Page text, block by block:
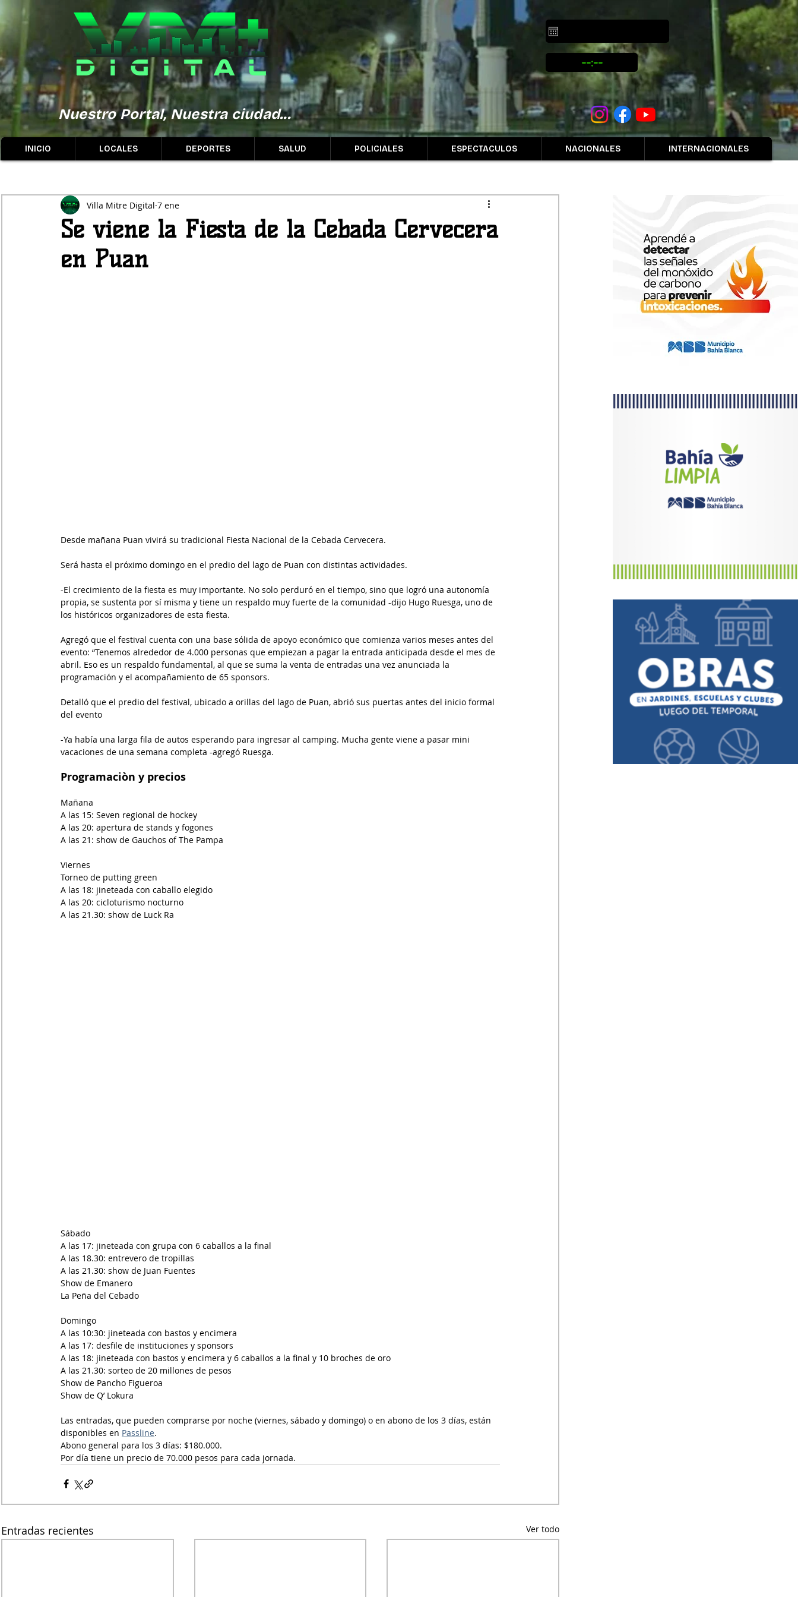
Nuestro Portal, Nuestra ciudad...
INICIO LOCALES DEPORTES SALUD POLICIALES ESPECTACULOS NACIONALES INTERNACIONALES
Se viene la Fiesta de la Cebada Cervecera
en Puan
Villa Mitre Digital 7 ene
Desde mañana Puan vivirá su tradicional Fiesta Nacional de la Cebada Cervecera.
Será hasta el próximo domingo en el predio del lago de Puan con distintas actividades.
-El crecimiento de la fiesta es muy importante. No solo perduró en el tiempo, sino que logró una autonomía
propia, se sustenta por sí misma y tiene un respaldo muy fuerte de la comunidad -dijo Hugo Ruesga, uno de
los históricos organizadores de esta fiesta.
Agregó que el festival cuenta con una base sólida de apoyo económico que comienza varios meses antes del
evento: “Tenemos alrededor de 4.000 personas que empiezan a pagar la entrada anticipada desde el mes de
abril. Eso es un respaldo fundamental, al que se suma la venta de entradas una vez anunciada la
programación y el acompañamiento de 65 sponsors.
Detalló que el predio del festival, ubicado a orillas del lago de Puan, abrió sus puertas antes del inicio formal
del evento
-Ya había una larga fila de autos esperando para ingresar al camping. Mucha gente viene a pasar mini
vacaciones de una semana completa -agregó Ruesga.
Programaciòn y precios
Mañana
A las 15: Seven regional de hockey
A las 20: apertura de stands y fogones
A las 21: show de Gauchos of The Pampa
Viernes
Torneo de putting green
A las 18: jineteada con caballo elegido
A las 20: cicloturismo nocturno
A las 21.30: show de Luck Ra
Sábado
A las 17: jineteada con grupa con 6 caballos a la final
A las 18.30: entrevero de tropillas
A las 21.30: show de Juan Fuentes
Show de Emanero
La Peña del Cebado
Domingo
A las 10:30: jineteada con bastos y encimera
A las 17: desfile de instituciones y sponsors
A las 18: jineteada con bastos y encimera y 6 caballos a la final y 10 broches de oro
A las 21.30: sorteo de 20 millones de pesos
Show de Pancho Figueroa
Show de Q’ Lokura
Las entradas, que pueden comprarse por noche (viernes, sábado y domingo) o en abono de los 3 días, están
disponibles en Passline.
Abono general para los 3 días: $180.000.
Por día tiene un precio de 70.000 pesos para cada jornada.
Entradas recientes Ver todo